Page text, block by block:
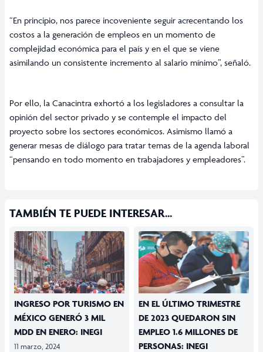
“En principio, nos parece incoveniente seguir acrecentando los
costos a la generación de empleos en un momento de
complejidad económica para el país y en el que se viene
asimilando un consistente incremento al salario mínimo”, señaló.
Por ello, la Canacintra exhortó a los legisladores a consultar la
opinión del sector privado y se contemple el impacto del
proyecto sobre los sectores económicos. Asimismo llamó a
generar mesas de diálogo para tratar temas de la agenda laboral
“pensando en todo momento en trabajadores y empleadores”.
TAMBIÉN TE PUEDE INTERESAR...
INGRESO POR TURISMO EN
MÉXICO GENERÓ 3 MIL
MDD EN ENERO: INEGI
11 marzo, 2024
EN EL ÚLTIMO TRIMESTRE
DE 2023 QUEDARON SIN
EMPLEO 1.6 MILLONES DE
PERSONAS: INEGI